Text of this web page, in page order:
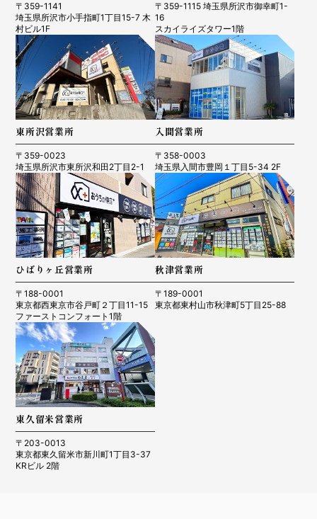
〒359-1141
埼玉県所沢市小手指町1丁目15-7 木
村ビル1F
〒359-1115 埼玉県所沢市御幸町1-
16
スカイライズタワー1階
東所沢営業所
〒359-0023
埼玉県所沢市東所沢和田2丁目2-1
入間営業所
〒358-0003
埼玉県入間市豊岡１丁目5-34 2F
ひばりヶ丘営業所
〒188-0001
東京都西東京市谷戸町２丁目11-15
ファーストコンフォート1階
秋津営業所
〒189-0001
東京都東村山市秋津町5丁目25-88
東久留米営業所
〒203-0013
東京都東久留米市新川町1丁目3-37
KRビル 2階